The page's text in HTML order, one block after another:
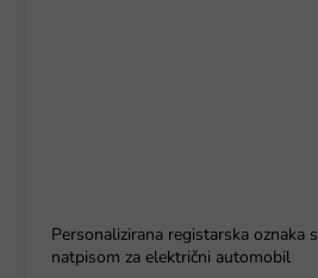
Personalizirana registarska oznaka s
natpisom za električni automobil